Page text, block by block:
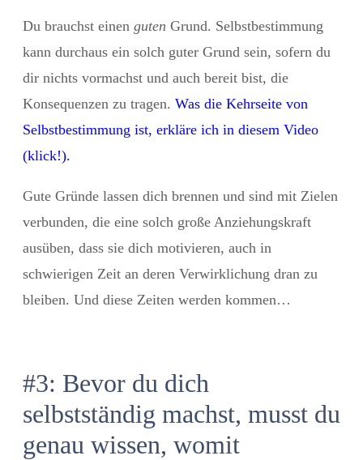
Du brauchst einen guten Grund. Selbstbestimmung
kann durchaus ein solch guter Grund sein, sofern du
dir nichts vormachst und auch bereit bist, die
Konsequenzen zu tragen. Was die Kehrseite von
Selbstbestimmung ist, erkläre ich in diesem Video
(klick!).
Gute Gründe lassen dich brennen und sind mit Zielen
verbunden, die eine solch große Anziehungskraft
ausüben, dass sie dich motivieren, auch in
schwierigen Zeit an deren Verwirklichung dran zu
bleiben. Und diese Zeiten werden kommen…
#3: Bevor du dich
selbstständig machst, musst du
genau wissen, womit